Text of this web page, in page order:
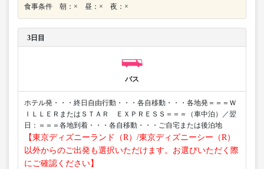
食事条件 朝：× 昼：× 夜：×
3日目
バス
ホテル発・・・終日自由行動・・・各自移動・・・各地発＝＝＝Ｗ
ＩＬＬＥＲまたはＳＴＡＲ ＥＸＰＲＥＳＳ＝＝＝（車中泊）／翌
日：＝＝＝各地到着・・・各自移動・・・ご自宅または後泊地
【東京ディズニーランド（R）/東京ディズニーシー（R）
以外からのご出発も選択いただけます。お選びいただく際
にご確認ください】